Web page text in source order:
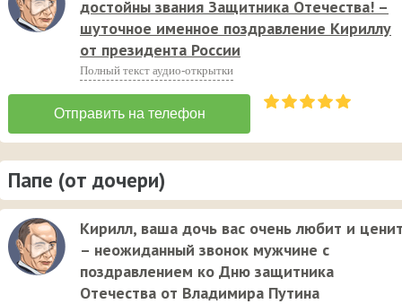
достойны звания Защитника Отечества! –
шуточное именное поздравление Кириллу
от президента России
Полный текст аудио-открытки
Папе (от дочери)
Кирилл, ваша дочь вас очень любит и
– неожиданный звонок мужчине с
поздравлением ко Дню защитника
Отечества от Владимира Путина